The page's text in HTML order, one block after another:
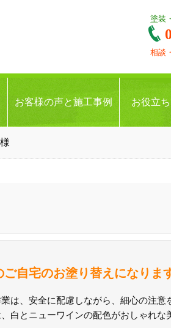
塗装
相談
お客様の声と施工事例 お役立
自宅のお塗り替えになりま
は、安全に配慮しながら、細心の注意
白とニューワインの配色がおしゃれな